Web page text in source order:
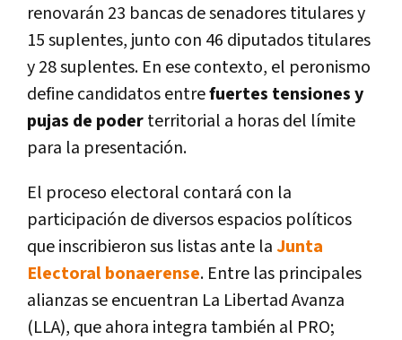
renovarán 23 bancas de senadores titulares y
15 suplentes, junto con 46 diputados titulares
y 28 suplentes. En ese contexto, el peronismo
define candidatos entrefuertes tensiones y
pujas de poderterritorial a horas del límite
para la presentación.
El proceso electoral contará con la
participación de diversos espacios políticos
que inscribieron sus listas ante laJunta
Electoral bonaerense. Entre las principales
alianzas se encuentran La Libertad Avanza
(LLA), que ahora integra también al PRO;